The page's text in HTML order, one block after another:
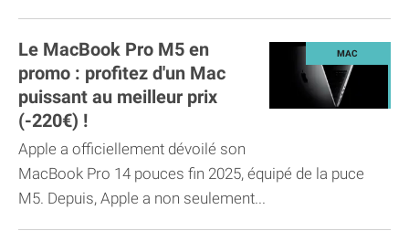
Le MacBook Pro M5 en
promo : profitez d'un Mac
puissant au meilleur prix
(-220€) !
Apple a officiellement dévoilé son
MacBook Pro 14 pouces fin 2025, équipé de la puce
M5. Depuis, Apple a non seulement...